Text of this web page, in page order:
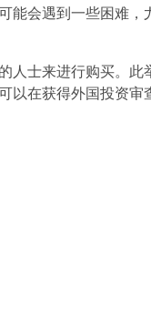
能会遇到一些困难，
人士来进行购买。此
以在获得外国投资审